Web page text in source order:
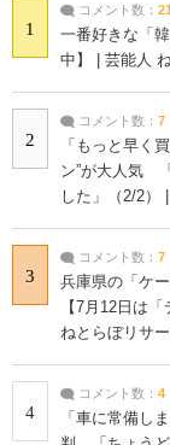
1
コメント数： 21
一番好きな「
中】 | 芸能人
2
コメント数： 7
「もっと早く
ン”が大人気
した」（2/2）
3
コメント数： 7
兵庫県の「ケ
【7月12日は
ねとらぼリサ
4
コメント数： 4
「車に常備し